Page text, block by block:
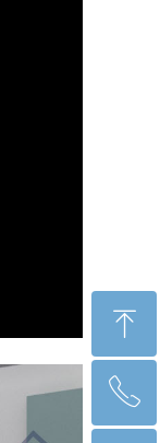
ꁸ
回到顶部
ꂅ